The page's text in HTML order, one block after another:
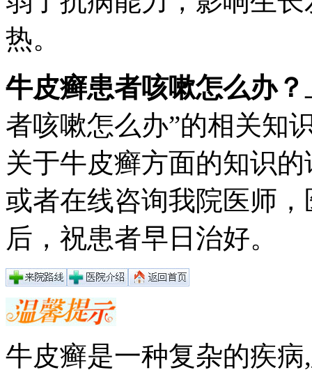
热。
牛皮癣患者咳嗽怎么办？
者咳嗽怎么办”的相关知
关于牛皮癣方面的知识
或者在线咨询我院医师
后，祝患者早日治好。
牛皮癣是一种复杂的疾